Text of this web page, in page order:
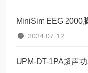
MiniSim EEG 2000
2024-07-12
UPM-DT-1PA超声